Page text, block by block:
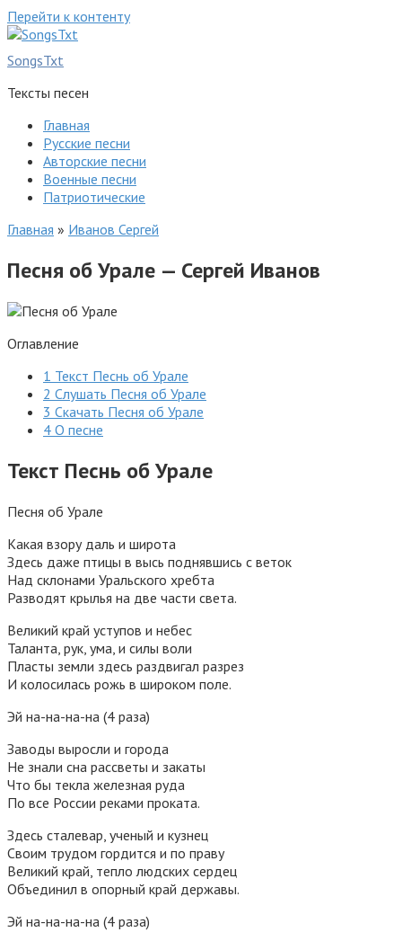
Перейти к контенту
SongsTxt
Тексты песен
Главная
Русские песни
Авторские песни
Военные песни
Патриотические
Главная » Иванов Сергей
Песня об Урале — Сергей Иванов
Оглавление
1 Текст Песнь об Урале
2 Слушать Песня об Урале
3 Скачать Песня об Урале
4 О песне
Текст Песнь об Урале
Песня об Урале
Какая взору даль и широта
Здесь даже птицы в высь поднявшись с веток
Над склонами Уральского хребта
Разводят крылья на две части света.
Великий край уступов и небес
Таланта, рук, ума, и силы воли
Пласты земли здесь раздвигал разрез
И колосилась рожь в широком поле.
Эй на-на-на-на (4 раза)
Заводы выросли и города
Не знали сна рассветы и закаты
Что бы текла железная руда
По все России реками проката.
Здесь сталевар, ученый и кузнец
Своим трудом гордится и по праву
Великий край, тепло людских сердец
Объединил в опорный край державы.
Эй на-на-на-на (4 раза)